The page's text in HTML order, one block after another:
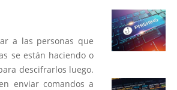
a las personas que
se están haciendo o
descifrarlos luego.
enviar comandos a